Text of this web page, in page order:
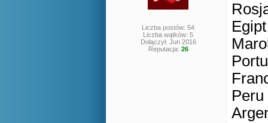
Liczba postów: 54
Liczba wątków: 5
Dołączył: Jun 2016
Reputacja: 26